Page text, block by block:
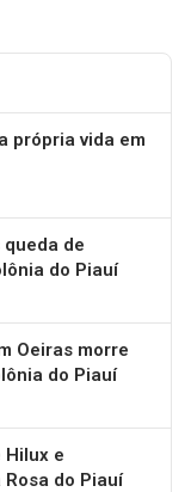
própria vida em
de
do Piauí
Oeiras morre
do Piauí
e
do Piauí